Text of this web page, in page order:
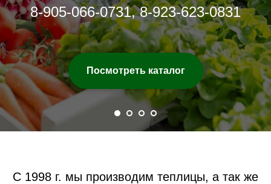
8-905-066-0731,8-923-623-0831
Посмотреть каталог
С 1998 г. мы производим теплицы, а так же